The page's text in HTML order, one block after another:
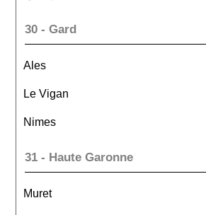
30 - Gard
Ales
Le Vigan
Nimes
31 - Haute Garonne
Muret